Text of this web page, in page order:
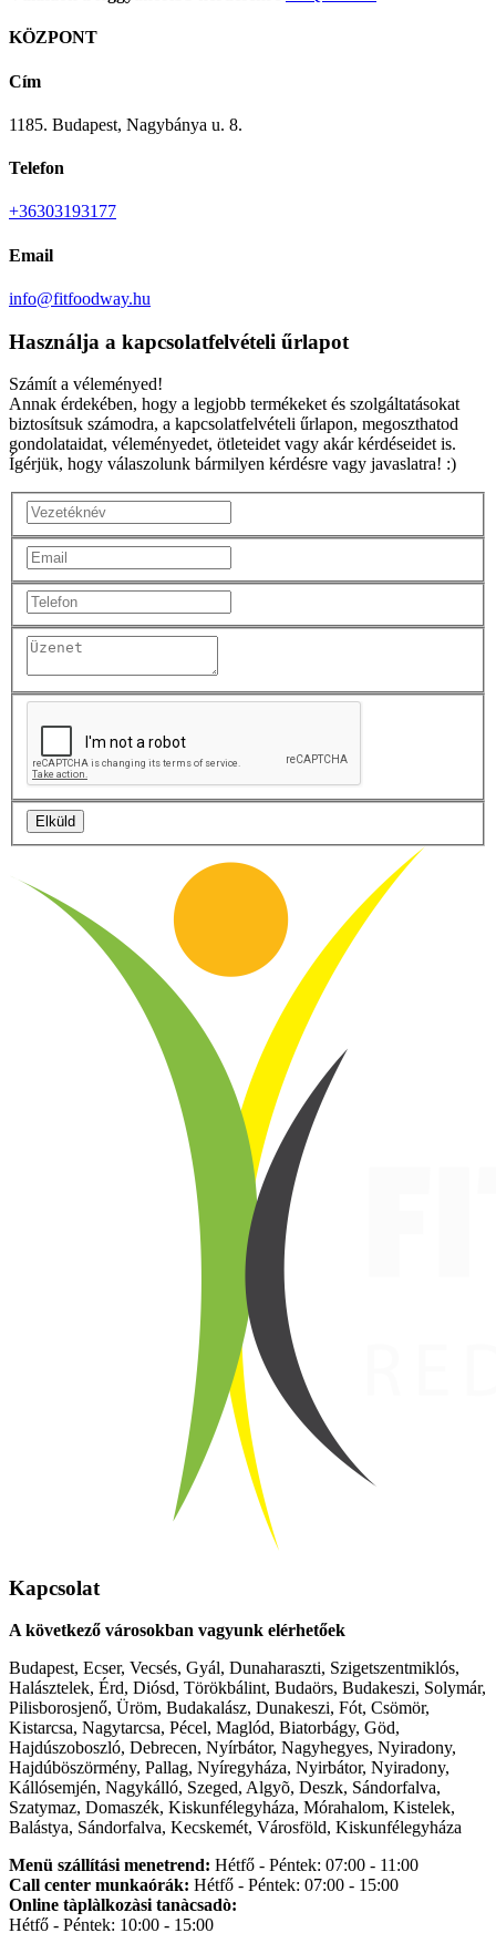
KÖZPONT
Cím
1185. Budapest, Nagybánya u. 8.
Telefon
+36303193177
Email
info@fitfoodway.hu
Használja a kapcsolatfelvételi űrlapot
Számít a véleményed!
Annak érdekében, hogy a legjobb termékeket és szolgáltatásokat
biztosítsuk számodra, a kapcsolatfelvételi űrlapon, megoszthatod
gondolataidat, véleményedet, ötleteidet vagy akár kérdéseidet is.
Ígérjük, hogy válaszolunk bármilyen kérdésre vagy javaslatra! :)
Elküld
Kapcsolat
A következő városokban vagyunk elérhetőek
Budapest, Ecser, Vecsés, Gyál, Dunaharaszti, Szigetszentmiklós,
Halásztelek, Érd, Diósd, Törökbálint, Budaörs, Budakeszi, Solymár,
Pilisborosjenő, Üröm, Budakalász, Dunakeszi, Fót, Csömör,
Kistarcsa, Nagytarcsa, Pécel, Maglód, Biatorbágy, Göd,
Hajdúszoboszló, Debrecen, Nyírbátor, Nagyhegyes, Nyiradony,
Hajdúböszörmény, Pallag, Nyíregyháza, Nyirbátor, Nyiradony,
Kállósemjén, Nagykálló, Szeged, Algyõ, Deszk, Sándorfalva,
Szatymaz, Domaszék, Kiskunfélegyháza, Mórahalom, Kistelek,
Balástya, Sándorfalva, Kecskemét, Városföld, Kiskunfélegyháza
Menü szállítási menetrend: Hétfő - Péntek: 07:00 - 11:00
Call center munkaórák: Hétfő - Péntek: 07:00 - 15:00
Online tàplàlkozàsi tanàcsadò:
Hétfő - Péntek: 10:00 - 15:00